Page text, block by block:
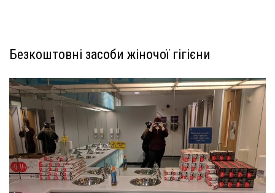
Безкоштовні засоби жіночої гігієни